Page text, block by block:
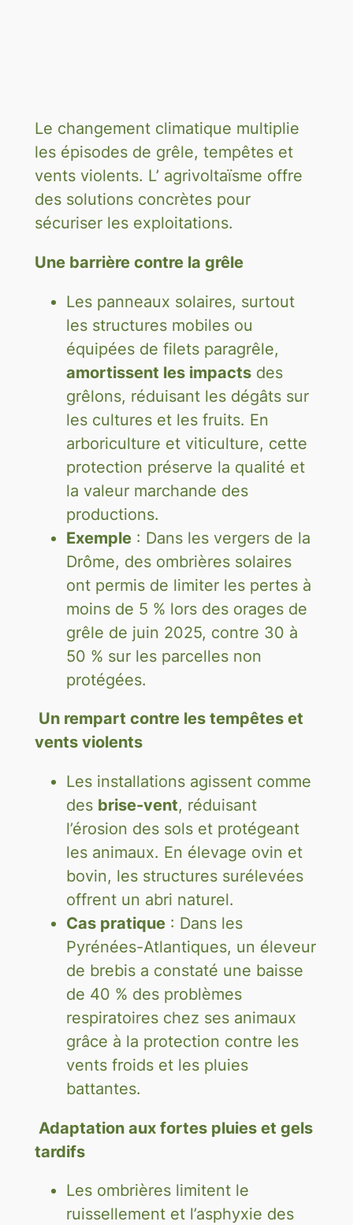
Le changement climatique multiplie
les épisodes de grêle, tempêtes et
vents violents. L’ agrivoltaïsme offre
des solutions concrètes pour
sécuriser les exploitations.
Une barrière contre la grêle
Les panneaux solaires, surtout
les structures mobiles ou
équipées de filets paragrêle,
amortissent les impactsdes
grêlons, réduisant les dégâts sur
les cultures et les fruits. En
arboriculture et viticulture, cette
protection préserve la qualité et
la valeur marchande des
productions.
Exemple: Dans les vergers de la
Drôme, des ombrières solaires
ont permis de limiter les pertes à
moins de 5 % lors des orages de
grêle de juin 2025, contre 30 à
50 % sur les parcelles non
protégées.
Un rempart contre les tempêtes et
vents violents
Les installations agissent comme
des brise-vent, réduisant
l’érosion des sols et protégeant
les animaux. En élevage ovin et
bovin, les structures surélevées
offrent un abri naturel.
Cas pratique: Dans les
Pyrénées-Atlantiques, un éleveur
de brebis a constaté une baisse
de 40 % des problèmes
respiratoires chez ses animaux
grâce à la protection contre les
vents froids et les pluies
battantes.
Adaptation aux fortes pluies et gels
tardifs
Les ombrières limitent le
ruissellement et l’asphyxie des